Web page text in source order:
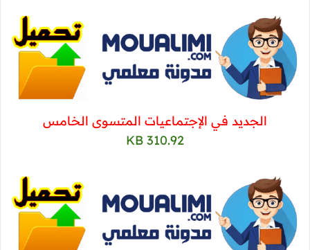
الجديد في الإجتماعيات المتسوى الخامس
310.92 KB